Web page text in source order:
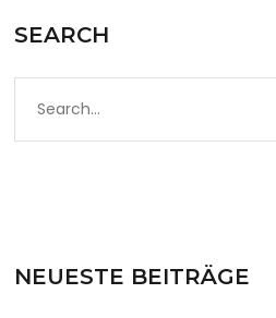
SEARCH
NEUESTE BEITRÄGE